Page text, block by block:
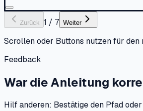
Zurück 1 / 7 Weiter
Scrollen oder Buttons nutzen für den
Feedback
War die Anleitung
Hilf anderen: Bestätige den Pfad